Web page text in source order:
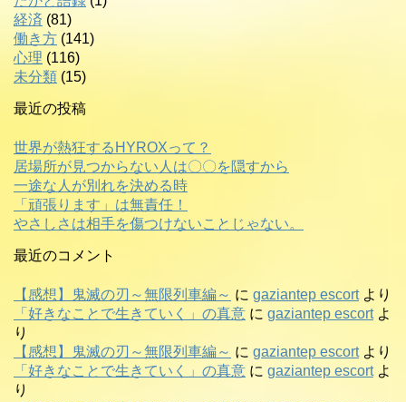
経済 (81)
働き方 (141)
心理 (116)
未分類 (15)
最近の投稿
世界が熱狂するHYROXって？
居場所が見つからない人は〇〇を隠すから
一途な人が別れを決める時
「頑張ります」は無責任！
やさしさは相手を傷つけないことじゃない。
最近のコメント
【感想】鬼滅の刃～無限列車編～ に gaziantep escortより
「好きなことで生きていく」の真意 に gaziantep escortよ
り
【感想】鬼滅の刃～無限列車編～ に gaziantep escortより
「好きなことで生きていく」の真意 に gaziantep escortよ
り